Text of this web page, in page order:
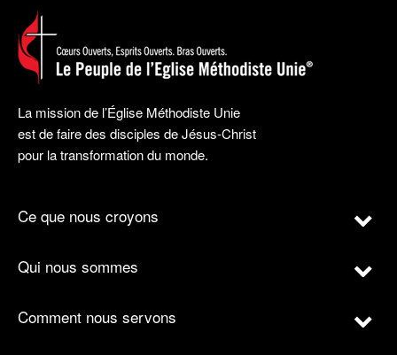
La mission de l’Église Méthodiste Unie
est de faire des disciples de Jésus-Christ
pour la transformation du monde.
Ce que nous croyons
Qui nous sommes
Comment nous servons